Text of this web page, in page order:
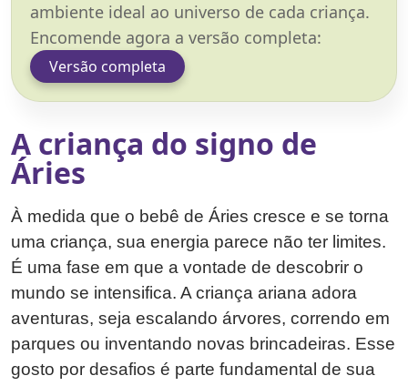
ambiente ideal ao universo de cada criança.
Encomende agora a versão completa:
Versão completa
A criança do signo de
Áries
À medida que o bebê de Áries cresce e se torna
uma criança, sua energia parece não ter limites.
É uma fase em que a vontade de descobrir o
mundo se intensifica. A criança ariana adora
aventuras, seja escalando árvores, correndo em
parques ou inventando novas brincadeiras. Esse
gosto por desafios é parte fundamental de sua